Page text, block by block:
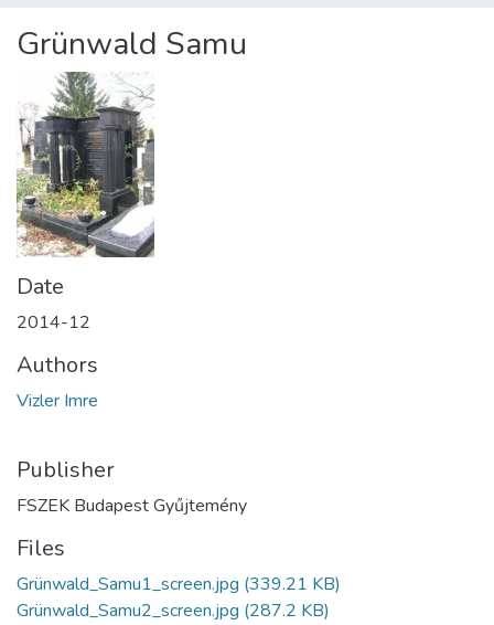
About us
Grünwald Samu
Date
2014-12
Authors
Vizler Imre
Publisher
FSZEK Budapest Gyűjtemény
Files
Grünwald_Samu1_screen.jpg (339.21 KB)
Grünwald_Samu2_screen.jpg (287.2 KB)